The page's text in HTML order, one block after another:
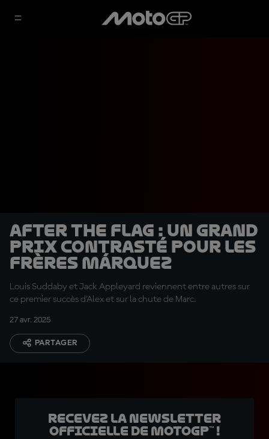
After the Flag : Un Grand
Prix contrasté pour les
frères Márquez
Louis Suddaby et Jack Appleyard reviennent entre autres sur
ce premier succès d'Alex et sur la chute de Marc.
27 avr. 2025
PARTAGER
Recevez la Newsletter
officielle de MotoGP™ !